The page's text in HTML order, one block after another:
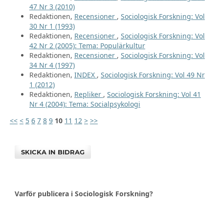
47 Nr 3 (2010)
Redaktionen, Recensioner , Sociologisk Forskning: Vol
30 Nr 1 (1993)
Redaktionen, Recensioner , Sociologisk Forskning: Vol
42 Nr 2 (2005): Tema: Populärkultur
Redaktionen, Recensioner , Sociologisk Forskning: Vol
34 Nr 4 (1997)
Redaktionen, INDEX , Sociologisk Forskning: Vol 49 Nr
1 (2012)
Redaktionen, Repliker , Sociologisk Forskning: Vol 41
Nr 4 (2004): Tema: Socialpsykologi
<< < 5 6 7 8 9 10 11 12 > >>
SKICKA IN BIDRAG
Varför publicera i Sociologisk Forskning?